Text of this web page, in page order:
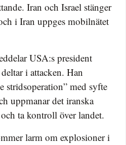
Iran och Israel stänger
i Iran uppges mobilnätet
USA:s president
i attacken. Han
stridsoperation” med syfte
uppmanar det iranska
ta kontroll över landet.
larm om explosioner i